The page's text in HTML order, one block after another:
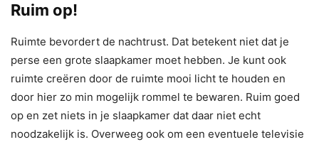
Ruim op!
Ruimte bevordert de nachtrust. Dat betekent niet dat je
perse een grote slaapkamer moet hebben. Je kunt ook
ruimte creëren door de ruimte mooi licht te houden en
door hier zo min mogelijk rommel te bewaren. Ruim goed
op en zet niets in je slaapkamer dat daar niet echt
noodzakelijk is. Overweeg ook om een eventuele televisie